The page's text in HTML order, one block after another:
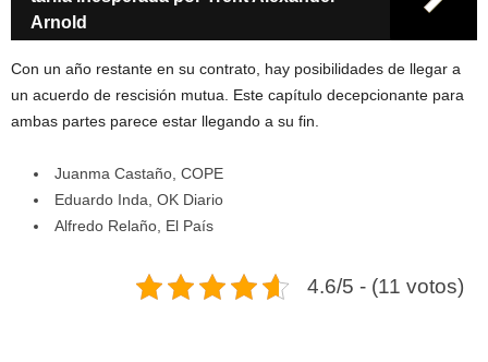
Arnold
Con un año restante en su contrato, hay posibilidades de llegar a
un acuerdo de rescisión mutua. Este capítulo decepcionante para
ambas partes parece estar llegando a su fin.
Juanma Castaño, COPE
Eduardo Inda, OK Diario
Alfredo Relaño, El País
4.6/5 - (11 votos)